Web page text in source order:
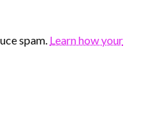
spam. Learn how your